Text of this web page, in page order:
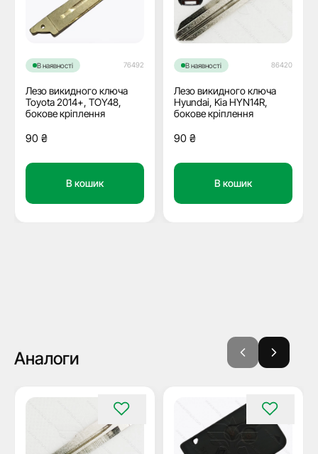
В наявності 76492
Лезо викидного ключа
Toyota 2014+, TOY48,
бокове кріплення
90 ₴
В кошик
В наявності 86420
Лезо викидного ключа
Hyundai, Kia HYN14R,
бокове кріплення
90 ₴
В кошик
Аналоги